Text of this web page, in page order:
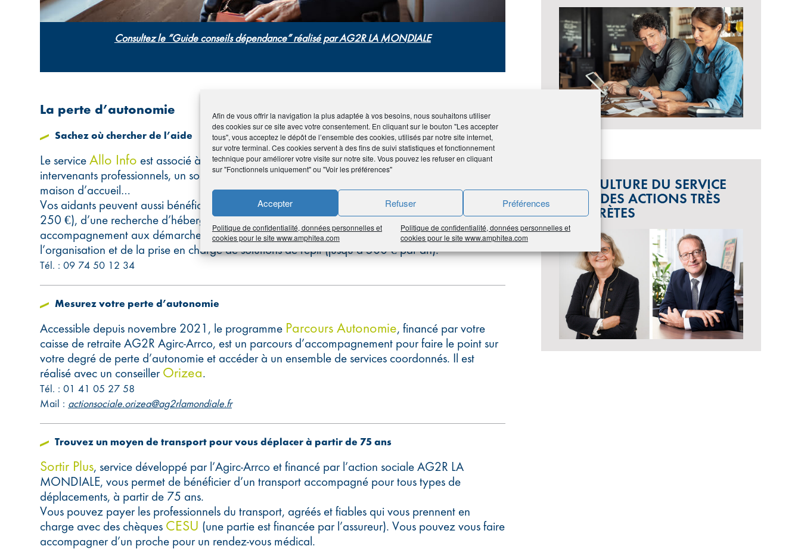
Afin de vous offrir la navigation la plus adaptée à vos besoins, nous souhaitons utiliser
des cookies sur ce site avec votre consentement. En cliquant sur le bouton "Les accepter
tous", vous acceptez le dépôt de l’ensemble des cookies, utilisés par notre site internet,
sur votre terminal. Ces cookies servent à des fins de suivi statistiques et fonctionnement
technique pour améliorer votre visite sur notre site. Vous pouvez les refuser en cliquant
sur "Fonctionnels uniquement" ou "Voir les préférences"
Accepter Refuser Préférences
Politique de confidentialité, données personnelles et
cookies pour le site www.amphitea.com
Politique de confidentialité, données personnelles et
cookies pour le site www.amphitea.com
Consultez le “Guide conseils dépendance” réalisé par AG2R LA MONDIALE
La perte d’autonomie
Sachez où chercher de l’aide
Le service Allo Info est associé à l’assurance autonomie individuelle. Il vous propose des
intervenants professionnels, un soutien psychologique, des bilans et conseils, la recherche de
maison d’accueil…
Vos aidants peuvent aussi bénéficier d’un dispositif d’urgence (prise en charge de frais jusqu’à
250 €), d’une recherche d’hébergements temporaires ou de professionnels, d’un
accompagnement aux démarches administratives, d’une formation pratique à domicile, de
l’organisation et de la prise en charge de solutions de répit (jusqu’à 500 € par an).
Tél. : 09 74 50 12 34
Mesurez votre perte d’autonomie
Accessible depuis novembre 2021, le programme Parcours Autonomie, financé par votre
caisse de retraite AG2R Agirc-Arrco, est un parcours d’accompagnement pour faire le point sur
votre degré de perte d’autonomie et accéder à un ensemble de services coordonnés. Il est
réalisé avec un conseiller Orizea.
Tél. : 01 41 05 27 58
Mail : actionsociale.orizea@ag2rlamondiale.fr
Trouvez un moyen de transport pour vous déplacer à partir de 75 ans
Sortir Plus, service développé par l’Agirc-Arrco et financé par l’action sociale AG2R LA
MONDIALE, vous permet de bénéficier d’un transport accompagné pour tous types de
déplacements, à partir de 75 ans.
Vous pouvez payer les professionnels du transport, agréés et fiables qui vous prennent en
charge avec des chèques CESU (une partie est financée par l’assureur). Vous pouvez vous faire
accompagner d’un proche pour un rendez-vous médical.
UNE CULTURE DU SERVICE
POUR DES ACTIONS TRÈS
CONCRÈTES